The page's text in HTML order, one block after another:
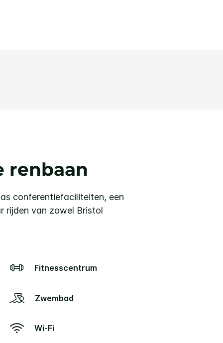
renbaan
conferentiefaciliteiten, een
rijden van zowel Bristol
Fitnesscentrum
Zwembad
Wi-Fi